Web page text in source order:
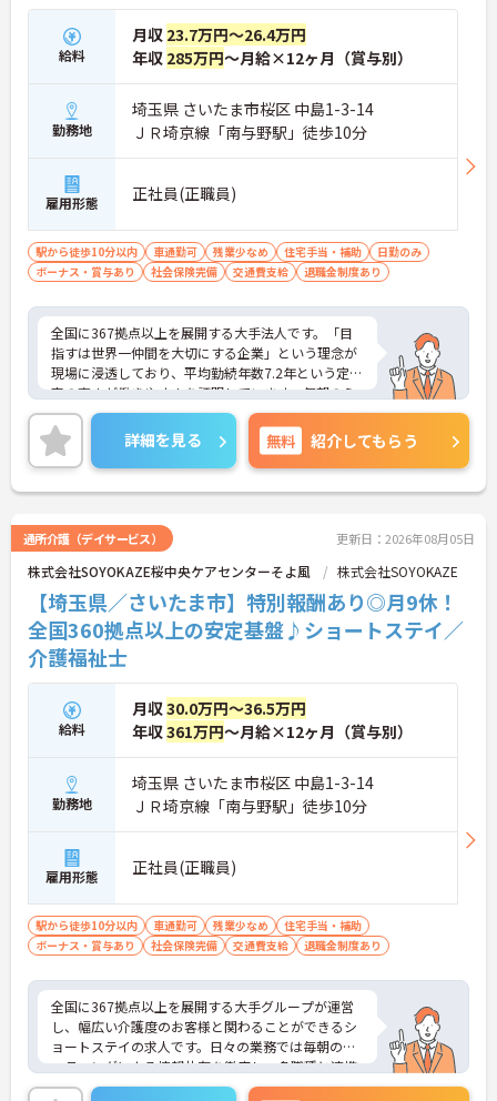
給料
月収 23.7万円～26.4万円
年収 285万円～月給×12ヶ月（賞与別）
勤務地
埼玉県 さいたま市桜区 中島1-3-14
ＪＲ埼京線「南与野駅」徒歩10分
雇用形態 正社員(正職員)
駅から徒歩10分以内 車通勤可 残業少なめ 住宅手当・補助
日勤のみ
ボーナス・賞与あり
社会保険完備 交通費支給 退職金制度あり
全国に367拠点以上を展開する大手法人です。「目
指すは世界一仲間を大切にする企業」という理念が
現場に浸透しており、平均勤続年数7.2年という定着
率の高さが働きやすさを証明しています。毎朝のミ
ーティング等を通じた職種を超えたチームワークが
根付いており、人間関係の不安なく安心して業務に
取り組める環境です。また、日々の頑張りやチーム
への貢献は、賞与とは別の「特別報酬」としてしっ
かりと評価・還元される独自の制度も大きな魅力と
を存分に活かせるだけでなく、勤務時間内での資格
取得支援制度を活用し、将来的にケアマネジャーや
センター長といった多彩なキャリアパスへの挑戦も
手厚くサポートされています。年間17日のリフレッ
シュ休暇や残業少なめの環境など、ワークライフバ
ランスを大切にしながら長期的なキャリア形成を目
指す方に、自信を持っておすすめできる求人です。
【「目指すは世界一仲間を大切にする企業」を体現
する定着率の高さと安心のチームワーク】
底しており、人間関係の不安なく業務に集中できま
す。
・理念が現場の隅々にまで浸透しているからこそ平
均勤続年数は7.2年と長く、腰を据えて働ける環境で
す。
せる多彩なキャリアパス】
・現場のプロフェッショナルにとどまらず、ケアマ
ネジャーやセンター長といったマネジメント職への
・勤務時間内での資格取得支援制度やOJTが整備さ
れており、働きながらのスキルアップを手厚くサポ
ートします。
【日々の貢献をダイレクトに評価する「特別報酬」
やワークライフバランスの充実】
詳細を見る 無料 紹介してもらう
通所介護（デイサービス） 更新日：2026年08月05日
株式会社SOYOKAZE桜中央ケアセンターそよ風 株式会社SOYOKAZE
【埼玉県／さいたま市】特別報酬あり◎月9休！
全国360拠点以上の安定基盤♪ショートステイ／
介護福祉士
給料
月収30.0万円～36.5万円
年収361万円～月給×12ヶ月（賞与別）
勤務地
埼玉県 さいたま市桜区 中島1-3-14
ＪＲ埼京線「南与野駅」徒歩10分
雇用形態 正社員(正職員)
駅から徒歩10分以内 車通勤可 残業少なめ
住宅手当・補助
ボーナス・賞与あり
社会保険完備 交通費支給 退職金制度あり
全国に367拠点以上を展開する大手グループが運営
し、幅広い介護度のお客様と関わることができるシ
ョートステイの求人です。日々の業務では毎朝のミ
ーティングによる情報共有を徹底し、多職種と連携
しながらお客様一人ひとりの生活を支える体制を整